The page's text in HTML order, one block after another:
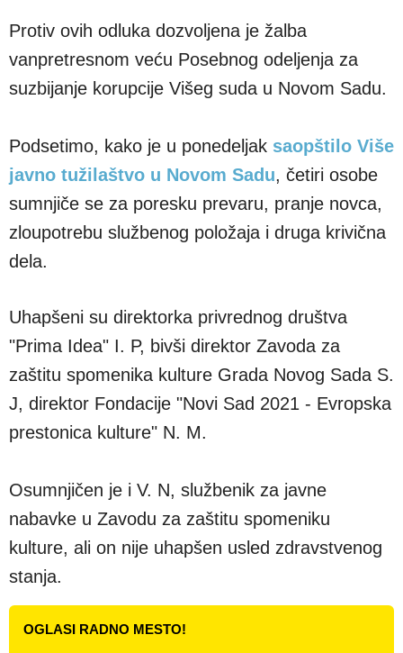
Protiv ovih odluka dozvoljena je žalba
vanpretresnom veću Posebnog odeljenja za
suzbijanje korupcije Višeg suda u Novom Sadu.
Podsetimo, kako je u ponedeljak saopštilo Više
javno tužilaštvo u Novom Sadu, četiri osobe
sumnjiče se za poresku prevaru, pranje novca,
zloupotrebu službenog položaja i druga krivična
dela.
Uhapšeni su direktorka privrednog društva
"Prima Idea" I. P, bivši direktor Zavoda za
zaštitu spomenika kulture Grada Novog Sada S.
J, direktor Fondacije "Novi Sad 2021 - Evropska
prestonica kulture" N. M.
Osumnjičen je i V. N, službenik za javne
nabavke u Zavodu za zaštitu spomeniku
kulture, ali on nije uhapšen usled zdravstvenog
stanja.
OGLASI RADNO MESTO!